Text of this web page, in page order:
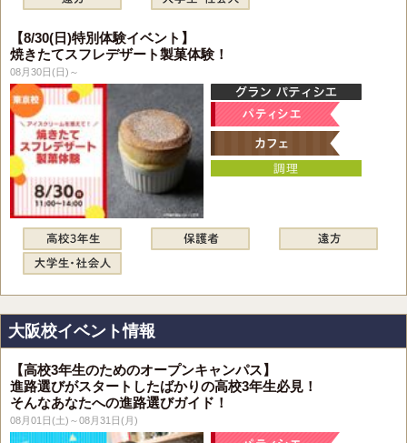
【8/30(日)特別体験イベント】
焼きたてスフレデザート製菓体験！
08月30日(日)～
大阪校イベント情報
【高校3年生のためのオープンキャンパス】
進路選びがスタートしたばかりの高校3年生必見！
そんなあなたへの進路選びガイド！
08月01日(土)～08月31日(月)